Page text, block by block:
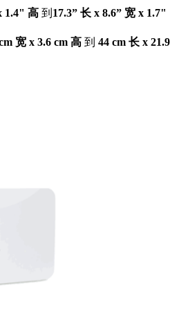
1.4" 高 到 17.3” 长 x 8.6” 宽 x 1.7"
宽 x 3.6 cm 高 到 44 cm 长 x 21.9